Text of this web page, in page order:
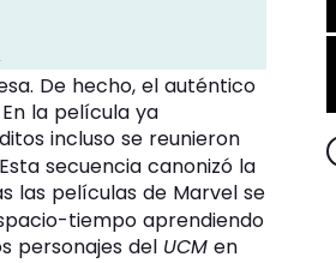
De hecho, el auténtico
la película ya
incluso se reunieron
secuencia canonizó la
las películas de Marvel se
tiempo aprendiendo
personajes del UCM en